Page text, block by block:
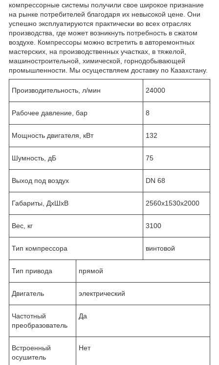
компрессорные системы получили свое широкое признание
на рынке потребителей благодаря их невысокой цене. Они
успешно эксплуатируются практически во всех отраслях
производства, где может возникнуть потребность в сжатом
воздухе. Компрессоры можно встретить в авторемонтных
мастерских, на производственных участках, в тяжелой,
машиностроительной, химической, горнодобывающей
промышленности. Мы осуществляем доставку по Казахстану.
Производительность, л/мин 24000
Рабочее давление, бар 8
Мощность двигателя, кВт 132
Шумность, дБ 75
Выход под воздух DN 68
Габариты, ДхШхВ 2560x1530x2000
Вес, кг 3100
Тип компрессора винтовой
Тип привода прямой
Двигатель электрический
Частотный
преобразователь
Да
Встроенный
осушитель
Нет